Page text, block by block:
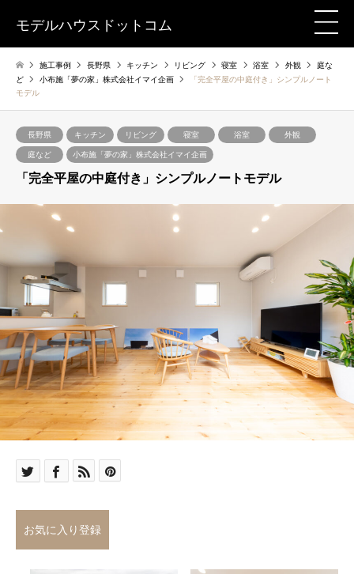
モデルハウスドットコム
施工事例 長野県 キッチン リビング 寝室 浴室 外観
庭な
ど
小布施「夢の家」株式会社イマイ企画
「完全平屋の中庭付き」シンプルノート
モデル
長野県 キッチン リビング 寝室 浴室
外観
庭など
小布施「夢の家」株式会社イマイ企画
「完全平屋の中庭付き」シンプルノートモデル
お気に入り登録